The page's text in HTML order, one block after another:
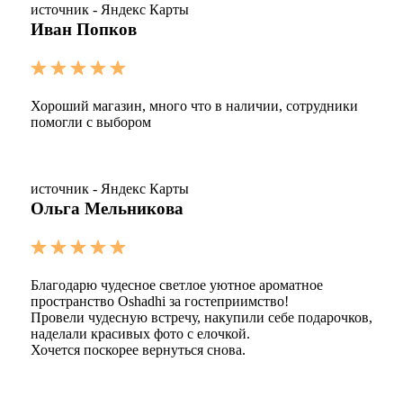
источник - Яндекс Карты
Иван Попков
Хороший магазин, много что в наличии, сотрудники
помогли с выбором
источник - Яндекс Карты
Ольга Мельникова
Благодарю чудесное светлое уютное ароматное
пространство Oshadhi за гостеприимство!
Провели чудесную встречу, накупили себе подарочков,
наделали красивых фото с елочкой.
Хочется поскорее вернуться снова.